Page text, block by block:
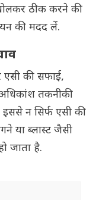
ठीक करने की
की मदद लें.
एसी की सफाई,
तकनीकी
न सिर्फ एसी की
या ब्लास्ट जैसी
जाता है.